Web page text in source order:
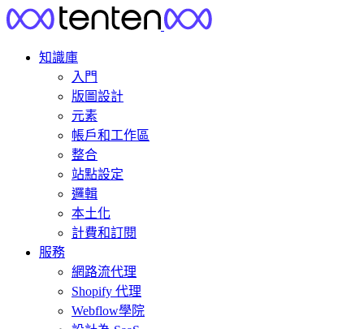
知識庫
入門
版圖設計
元素
帳戶和工作區
整合
站點設定
邏輯
本土化
計費和訂閱
服務
網路流代理
Shopify 代理
Webflow學院